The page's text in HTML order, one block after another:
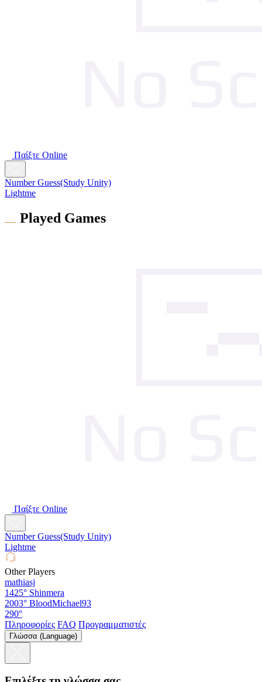
Παίξτε Online
Number Guess(Study Unity)
Lightme
Played Games
Παίξτε Online
Number Guess(Study Unity)
Lightme
Other Players
mathiasj
1425° Shinmera
2003° BloodMichael93
290°
Πληροφορίες FAQ Προγραμματιστές
Γλώσσα (Language)